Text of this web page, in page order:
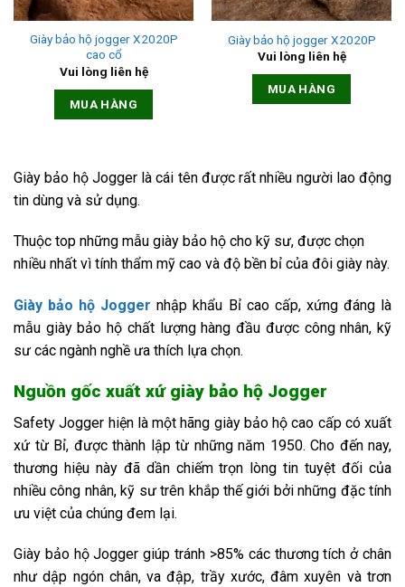
Giày bảo hộ jogger X2020P
cao cổ
Vui lòng liên hệ
MUA HÀNG
Giày bảo hộ jogger X2020P
Vui lòng liên hệ
MUA HÀNG
Giày bảo hộ Jogger là cái tên được rất nhiều người lao động
tin dùng và sử dụng.
Thuộc top những mẫu giày bảo hộ cho kỹ sư, được chọn
nhiều nhất vì tính thẩm mỹ cao và độ bền bỉ của đôi giày này.
Giày bảo hộ Jogger nhập khẩu Bỉ cao cấp, xứng đáng là
mẫu giày bảo hộ chất lượng hàng đầu được công nhân, kỹ
sư các ngành nghề ưa thích lựa chọn.
Nguồn gốc xuất xứ giày bảo hộ Jogger
Safety Jogger hiện là một hãng giày bảo hộ cao cấp có xuất
xứ từ Bỉ, được thành lập từ những năm 1950. Cho đến nay,
thương hiệu này đã dần chiếm trọn lòng tin tuyệt đối của
nhiều công nhân, kỹ sư trên khắp thế giới bởi những đặc tính
ưu việt của chúng đem lại.
Giày bảo hộ Jogger giúp tránh >85% các thương tích ở chân
như dập ngón chân, va đập, trầy xước, đâm xuyên và trơn